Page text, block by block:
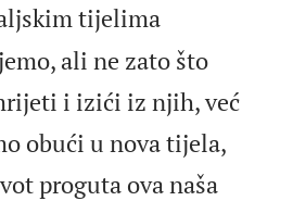
tijelima
ali ne zato što
i izići iz njih, već
obući u nova tijela,
proguta ova naša